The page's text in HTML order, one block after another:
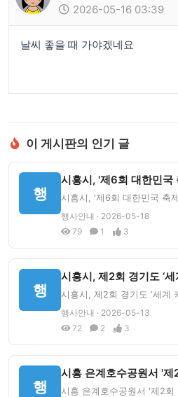
2026-05-16 03:39
날씨 좋을 때 가야겠네요
이 게시판의 인기 글
행
시흥시, '제6회 대한민국
시흥시, '제6회 대한민국 축
행사안내 · 2026-05-18
79
1 3
행
시흥시, 제2회 경기도 ‘
시흥시, 제2회 경기도 ‘세계
행사안내 · 2026-05-13
72
2 3
행
시흥 은계호수공원서 '
시흥 은계호수공원서 '제2